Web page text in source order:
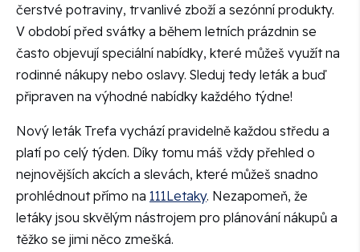
čerstvé potraviny, trvanlivé zboží a sezónní produkty.
V období před svátky a během letních prázdnin se
často objevují speciální nabídky, které můžeš využít na
rodinné nákupy nebo oslavy. Sleduj tedy leták a buď
připraven na výhodné nabídky každého týdne!
Nový leták Trefa vychází pravidelně každou středu a
platí po celý týden. Díky tomu máš vždy přehled o
nejnovějších akcích a slevách, které můžeš snadno
prohlédnout přímo na 111Letaky. Nezapomeň, že
letáky jsou skvělým nástrojem pro plánování nákupů a
těžko se jimi něco zmešká.